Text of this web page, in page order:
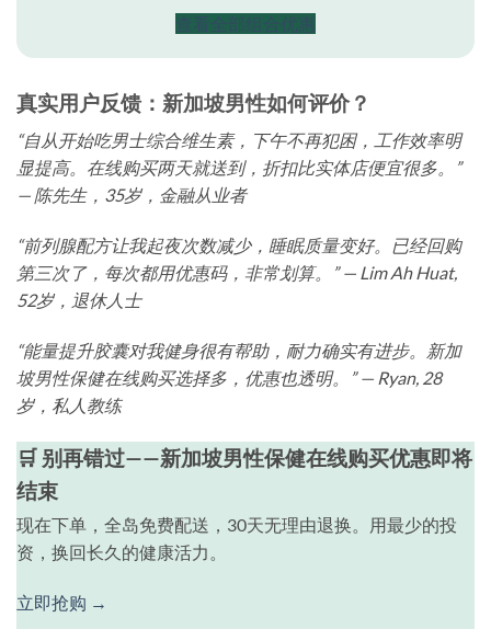
查看全部组合优惠
真实用户反馈：新加坡男性如何评价？
“自从开始吃男士综合维生素，下午不再犯困，工作效率明
显提高。在线购买两天就送到，折扣比实体店便宜很多。”
— 陈先生，35岁，金融从业者
“前列腺配方让我起夜次数减少，睡眠质量变好。已经回购
第三次了，每次都用优惠码，非常划算。” — Lim Ah Huat,
52岁，退休人士
“能量提升胶囊对我健身很有帮助，耐力确实有进步。新加
坡男性保健在线购买选择多，优惠也透明。” — Ryan, 28
岁，私人教练
🛒 别再错过——新加坡男性保健在线购买优惠即将
结束
现在下单，全岛免费配送，30天无理由退换。用最少的投
资，换回长久的健康活力。
立即抢购 →